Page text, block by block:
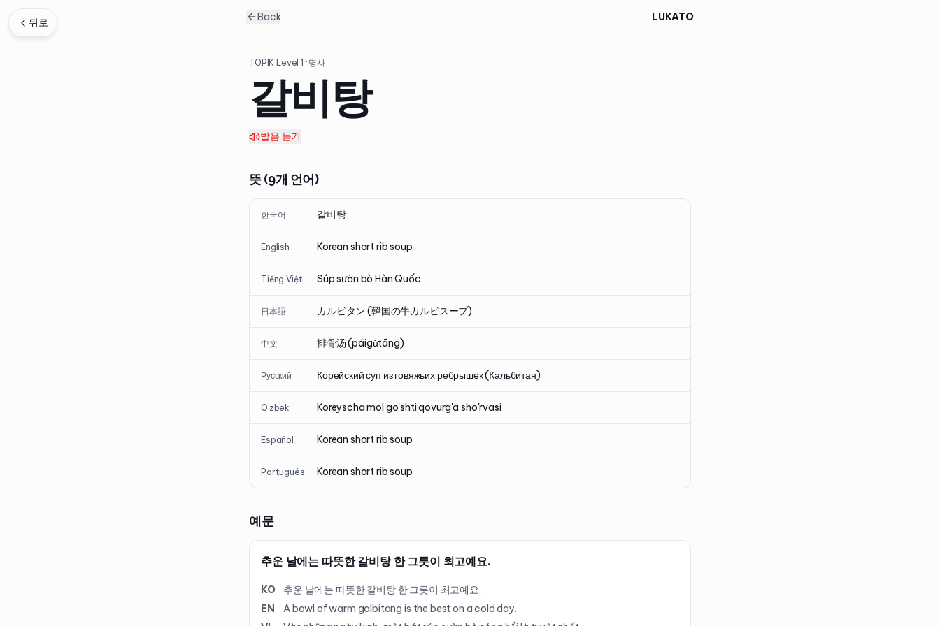
뒤로 Back LUKATO
TOPIK Level1 · 명사
갈비탕
발음 듣기
뜻 (9개 언어)
한국어 갈비탕
English Korean short rib soup
Tiếng Việt Súp sườn bò Hàn Quốc
日本語 カルビタン (韓国の牛カルビスープ)
中文 排骨汤 (páigǔtāng)
Русский Корейский суп из говяжьих ребрышек (Кальбитан)
O'zbek Koreyscha mol go'shti qovurg'a sho'rvasi
Español Korean short rib soup
Português Korean short rib soup
예문
추운 날에는 따뜻한 갈비탕 한 그릇이 최고예요.
KO
추운 날에는 따뜻한 갈비탕 한 그릇이 최고예요.
EN
A bowl of warm galbitang is the best on a cold day.